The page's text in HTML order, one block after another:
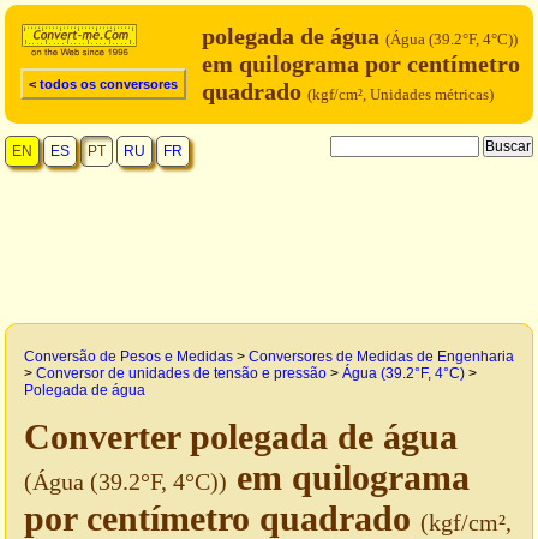
< todos os conversores
polegada de água (Água (39.2°F, 4°C))
em quilograma por centímetro
quadrado (kgf/cm², Unidades métricas)
EN ES PT RU FR
Conversão de Pesos e Medidas > Conversores de Medidas de Engenharia
> Conversor de unidades de tensão e pressão > Água (39.2°F, 4°C) >
Polegada de água
Converter polegada de água
(Água (39.2°F, 4°C)) em quilograma
por centímetro quadrado (kgf/cm²,